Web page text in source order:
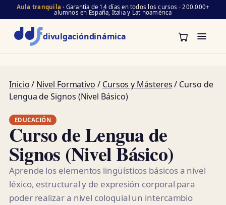
Aula tranquila · Garantía de 14 días en todos los cursos · 200.000+
alumnos en España, Italia y Latinoamérica
divulgacióndinámica
Inicio/ Nivel Formativo / Cursos y Másteres/ Curso de
Lengua de Signos (Nivel Básico)
EDUCACIÓN
Curso de Lengua de
Signos (Nivel Básico)
Aprende los elementos lingüísticos básicos a nivel
léxico, estructural y de expresión corporal para
poder realizar a nivel coloquial un intercambio